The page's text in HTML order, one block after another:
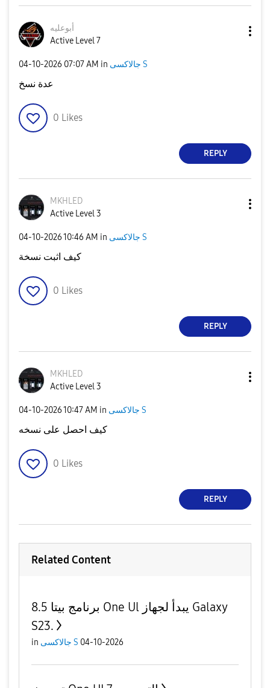
أبوعليه
Active Level 7
‎04-10-2026 07:07 AM in جالاكسى S
عدة نسخ
0 Likes
REPLY
MKHLED
Active Level 3
‎04-10-202610:46 AM in جالاكسى S
كيف اثبت نسخة
0 Likes
REPLY
MKHLED
Active Level 3
‎04-10-202610:47 AM in جالاكسى S
كيف احصل على نسخه
0 Likes
REPLY
Related Content
برنامج بيتا 8.5 One Ul يبدأ لجهاز Galaxy
S23.
in جالاكسى S 04-10-2026